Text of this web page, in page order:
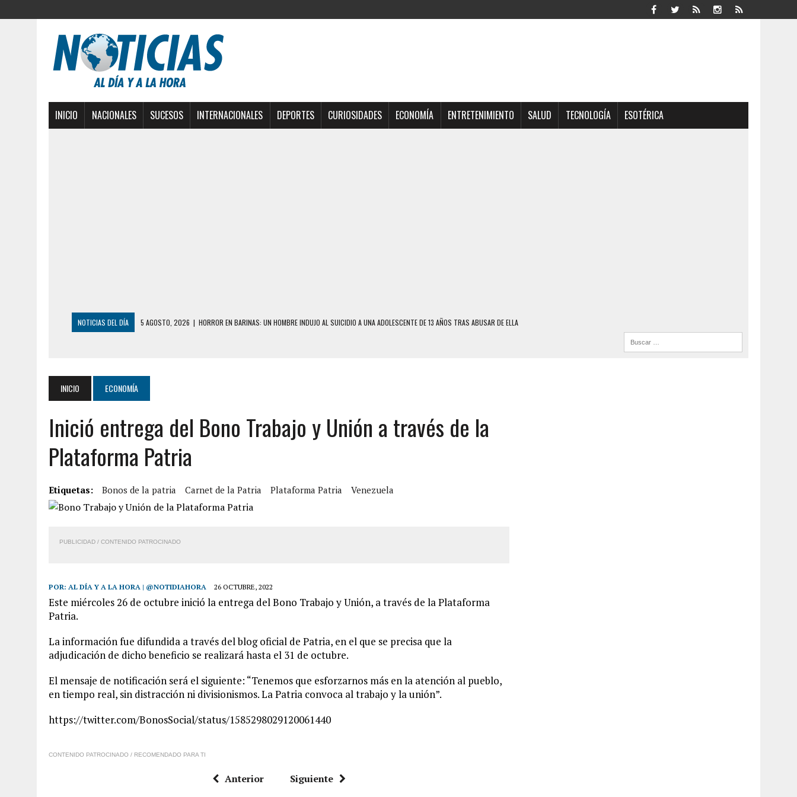
INICIO NACIONALES SUCESOS INTERNACIONALES DEPORTES CURIOSIDADES ECONOMÍA ENTRETENIMIENTO SALUD TECNOLOGÍA ESOTÉRICA
NOTICIAS DEL DÍA 5 AGOSTO, 2026 | HORROR EN BARINAS: UN HOMBRE INDUJO AL SUICIDIO A UNA ADOLESCENTE DE 13 AÑOS TRAS ABUSAR DE ELLA
2 AGOSTO, 2026 | AYUDABA A PERSONAS EN SITUACIÓN DE CALLE Y MURIÓ A MANOS DE VARIOS DE ELLOS EN MATURÍN
2 AGOSTO, 2026
COLAPSÓ TECHO DE UNA VIVIENDA EN EL CENTRO DE CARACAS CON MÁS DE 20 PERSONAS ADENTRO
2 AGOSTO, 2026
FALCÓN: MUJER ATACÓ CON UN CUCHILLO A SUS HIJOS, UNO PERDIÓ LA VIDA
6 AGOSTO, 2026
| MISTERIOSA MUERTE DE MODELO EN MONAGAS: HALLARON EL CUERPO DENTRO DE SU CASA
CONMOCIÓN EN COLORADO POR ASESINATO DE UNA ADOLESCENTE VENEZOLANA EN REUNIÓN CON AMIGOS
INICIO ECONOMÍA
Inició entrega del Bono Trabajo y Unión a través de la
Plataforma Patria
Etiquetas: Bonos de la patria Carnet de la Patria Plataforma Patria Venezuela
PUBLICIDAD / CONTENIDO PATROCINADO
POR: AL DÍA Y A LA HORA | @NOTIDIAHORA 26 OCTUBRE, 2022
Este miércoles 26 de octubre inició la entrega del Bono Trabajo y Unión, a través de la Plataforma
Patria.
La información fue difundida a través del blog oficial de Patria, en el que se precisa que la
adjudicación de dicho beneficio se realizará hasta el 31 de octubre.
El mensaje de notificación será el siguiente: “Tenemos que esforzarnos más en la atención al pueblo,
en tiempo real, sin distracción ni divisionismos. La Patria convoca al trabajo y la unión”.
https://twitter.com/BonosSocial/status/1585298029120061440
CONTENIDO PATROCINADO / RECOMENDADO PARA TI
Anterior Siguiente